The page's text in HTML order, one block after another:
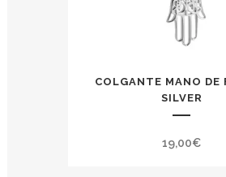
COLGANTE MANO DE
SILVER
19,00€